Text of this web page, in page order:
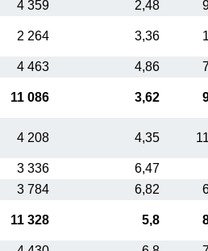
4 359 2,48
2 264 3,36
4 463 4,86
11 086 3,62
4 208 4,35
3 336
6,47
3 784 6,82
11 328 5,8